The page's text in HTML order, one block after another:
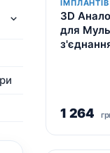
Мульти-Юніт
всі
ІМПЛАНТІВ
3D
для
1 264